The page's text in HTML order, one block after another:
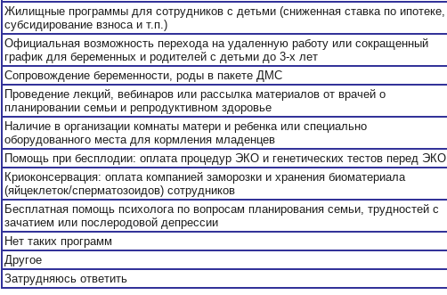
Жилищные программы для сотрудников с детьми (сниженная ставка по ипотеке,
субсидирование взноса и т.п.)
Официальная возможность перехода на удаленную работу или сокращенный
график для беременных и родителей с детьми до 3-х лет
Сопровождение беременности, роды в пакете ДМС
Проведение лекций, вебинаров или рассылка материалов от врачей о
планировании семьи и репродуктивном здоровье
Наличие в организации комнаты матери и ребенка или специально
оборудованного места для кормления младенцев
Помощь при бесплодии: оплата процедур ЭКО и генетических тестов перед ЭКО
Криоконсервация: оплата компанией заморозки и хранения биоматериала
(яйцеклеток/сперматозоидов) сотрудников
Бесплатная помощь психолога по вопросам планирования семьи, трудностей с
зачатием или послеродовой депрессии
Нет таких программ
Другое
Затрудняюсь ответить